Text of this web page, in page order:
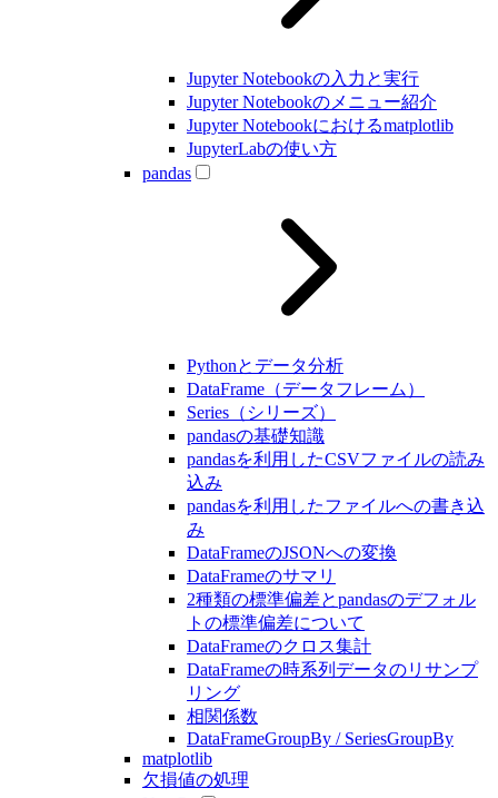
Jupyter Notebookの入力と実行
Jupyter Notebookのメニュー紹介
Jupyter Notebookにおけるmatplotlib
JupyterLabの使い方
pandas
Pythonとデータ分析
DataFrame（データフレーム）
Series（シリーズ）
pandasの基礎知識
pandasを利用したCSVファイルの読み
込み
pandasを利用したファイルへの書き込
み
DataFrameのJSONへの変換
DataFrameのサマリ
2種類の標準偏差とpandasのデフォル
トの標準偏差について
DataFrameのクロス集計
DataFrameの時系列データのリサンプ
リング
相関係数
DataFrameGroupBy / SeriesGroupBy
matplotlib
欠損値の処理